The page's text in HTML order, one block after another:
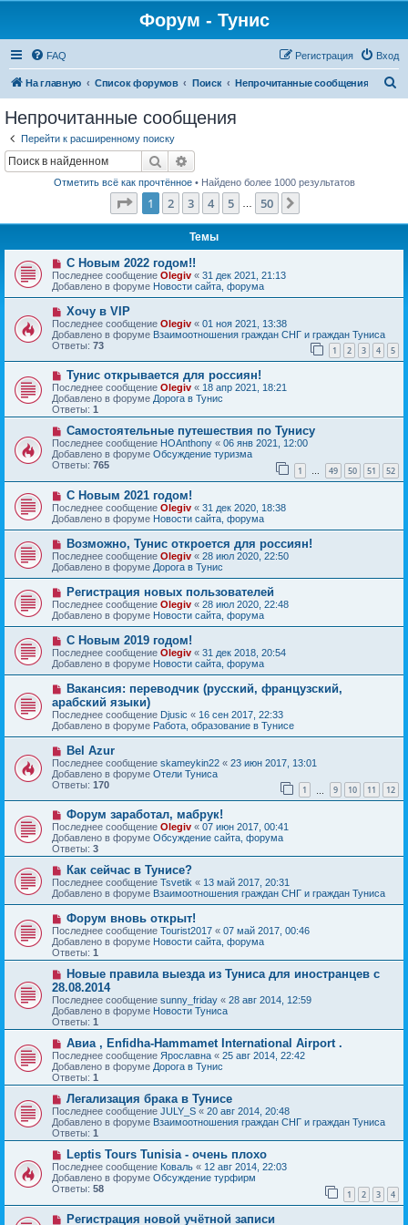
Форум - Тунис
FAQ Вход
Регистрация
На главную Список форумов Поиск Непрочитанные сообщения
Непрочитанные сообщения
Перейти к расширенному поиску
Поиск
Отметить всё как прочтённое• Найдено более 1000 результатов
Страница из 50
1 2 3 4 5 50
Темы
Н
о
в
о
е
с
о
о
б
щ
е
и
е
С Новым 2022 годом!!
Последнее сообщение Olegiv « 31 дек 2021, 21:13
Добавлено в форуме Новости сайта, форума
Н
о
в
о
е
с
о
о
б
щ
е
н
и
е
Хочу в VIP
Последнее сообщение Olegiv « 01 ноя 2021, 13:38
Добавлено в форуме Взаимоотношения граждан СНГ и граждан Туниса
Ответы: 73 1 2 3 4 5
Н
о
в
о
е
с
о
б
щ
е
н
и
е
Тунис открывается для россиян!
Последнее сообщение Olegiv « 18 апр 2021, 18:21
Добавлено в форуме Дорога в Тунис
Ответы: 1
Н
о
в
о
е
с
о
о
б
е
н
и
е
Самостоятельные путешествия по Тунису
Последнее сообщение HOAnthony « 06 янв 2021, 12:00
Добавлено в форуме Обсуждение туризма
Ответы: 765 1 … 49 50 51 52
Н
о
в
о
е
с
о
о
б
щ
е
н
и
е
С Новым 2021 годом!
Последнее сообщение Olegiv « 31 дек 2020, 18:38
Добавлено в форуме Новости сайта, форума
Н
о
в
о
е
с
о
о
б
щ
е
н
и
е
Возможно, Тунис откроется для россиян!
Последнее сообщение Olegiv « 28 июл 2020, 22:50
Добавлено в форуме Дорога в Тунис
Н
о
в
о
с
о
о
б
щ
е
н
и
е
Регистрация новых пользователей
Последнее сообщение Olegiv « 28 июл 2020, 22:48
Добавлено в форуме Новости сайта, форума
Н
о
в
о
е
с
о
о
б
щ
е
н
и
е
С Новым 2019 годом!
Последнее сообщение Olegiv « 31 дек 2018, 20:54
Добавлено в форуме Новости сайта, форума
Н
в
о
е
с
о
б
щ
и
е
Вакансия: переводчик (русский, французский,
арабский языки)
Последнее сообщение Djusic « 16 сен 2017, 22:33
Добавлено в форуме Работа, образование в Тунисе
Н
о
в
о
е
с
о
о
б
щ
е
н
и
е
Bel Azur
Последнее сообщение skameykin22 « 23 июн 2017, 13:01
Добавлено в форуме Отели Туниса
Ответы: 170 1 9 10 11 12
Н
о
в
о
е
с
о
о
б
щ
е
н
и
е
Форум заработал, мабрук!
Последнее сообщение Olegiv « 07 июн 2017, 00:41
Добавлено в форуме Обсуждение сайта, форума
Ответы: 3
Н
о
в
е
с
о
о
б
щ
е
н
и
е
Как сейчас в Тунисе?
Последнее сообщение Tsvetik « 13 май 2017, 20:31
Добавлено в форуме Взаимоотношения граждан СНГ и граждан Туниса
Н
о
в
о
е
с
о
о
б
щ
е
и
е
Форум вновь открыт!
Последнее сообщение Tourist2017 « 07 май 2017, 00:46
Добавлено в форуме Новости сайта, форума
Ответы: 1
Н
о
в
о
е
с
о
б
щ
е
и
е
Новые правила выезда из Туниса для иностранцев с
28.08.2014
Последнее сообщение sunny_friday « 28 авг 2014, 12:59
Добавлено в форуме Новости Туниса
Ответы: 1
Н
о
в
о
е
с
о
о
б
щ
е
н
и
е
Авиа , Enfidha-Hammamet International Airport .
Последнее сообщение Ярославна « 25 авг 2014, 22:42
Добавлено в форуме Дорога в Тунис
Ответы: 1
Н
о
в
о
е
с
о
о
б
щ
е
н
Легализация брака в Тунисе
Последнее сообщение JULY_S « 20 авг 2014, 20:48
Добавлено в форуме Взаимоотношения граждан СНГ и граждан Туниса
Ответы: 1
Н
о
в
о
с
Leptis Tours Tunisia - очень плохо
Последнее сообщение Коваль « 12 авг 2014, 22:03
Добавлено в форуме Обсуждение турфирм
Ответы: 58 1 2 3 4
НРегистрация новой учётной записи